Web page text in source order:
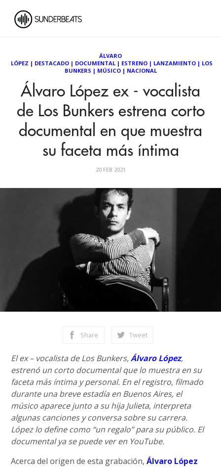
ÁLVARO
LÓPEZ | DESTACADO | DOCUMENTAL | ESTRENO | LANZAMIENTO | LOS
BUNKERS | MÚSICO| NACIONAL
Álvaro López ex - vocalista
de Los Bunkers estrena corto
documental en que muestra
su faceta más íntima
20 FEB 2021
Share Tweet
El ex – vocalista de Los Bunkers,Álvaro López,
estrenó un corto documental que lo muestra en su
faceta más íntima y personal. En el registro, filmado
durante una breve estadía en Buenos Aires, el
músico aparece junto a su hija Julieta, interpreta
algunas canciones y conversa sobre su carrera.
López lo define como “un regalo” para su público. El
documental ya se puede ver en YouTube.
Acerca del origen de esta grabación,Álvaro López